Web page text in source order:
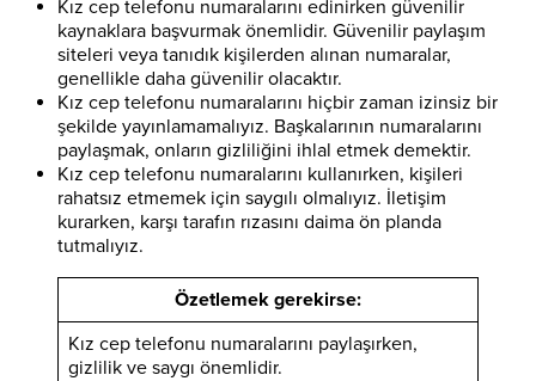
Kız cep telefonu numaralarını edinirken güvenilir
kaynaklara başvurmak önemlidir. Güvenilir paylaşım
siteleri veya tanıdık kişilerden alınan numaralar,
genellikle daha güvenilir olacaktır.
Kız cep telefonu numaralarını hiçbir zaman izinsiz bir
şekilde yayınlamamalıyız. Başkalarının numaralarını
paylaşmak, onların gizliliğini ihlal etmek demektir.
Kız cep telefonu numaralarını kullanırken, kişileri
rahatsız etmemek için saygılı olmalıyız. İletişim
kurarken, karşı tarafın rızasını daima ön planda
tutmalıyız.
Özetlemek gerekirse:
Kız cep telefonu numaralarını paylaşırken,
gizlilik ve saygı önemlidir.